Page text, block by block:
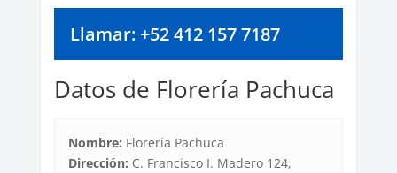
Llamar: +52 412 157 7187
Datos de Florería Pachuca
Nombre: Florería Pachuca
Dirección: C. Francisco I. Madero 124,